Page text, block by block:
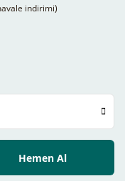
indirimi)
Hemen Al